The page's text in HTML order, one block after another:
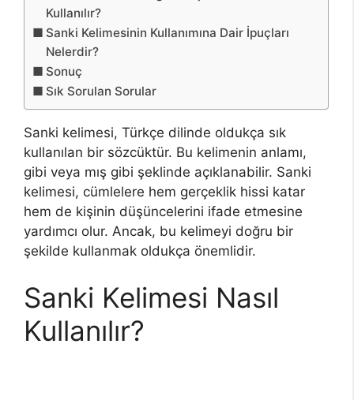
Kullanılır?
Sanki Kelimesinin Kullanımına Dair İpuçları
Nelerdir?
Sonuç
Sık Sorulan Sorular
Sanki kelimesi, Türkçe dilinde oldukça sık
kullanılan bir sözcüktür. Bu kelimenin anlamı,
gibi veya mış gibi şeklinde açıklanabilir. Sanki
kelimesi, cümlelere hem gerçeklik hissi katar
hem de kişinin düşüncelerini ifade etmesine
yardımcı olur. Ancak, bu kelimeyi doğru bir
şekilde kullanmak oldukça önemlidir.
Sanki Kelimesi Nasıl
Kullanılır?